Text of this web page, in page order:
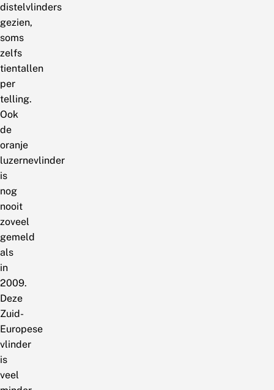
distelvlinders
gezien,
soms
zelfs
tientallen
per
telling.
Ook
de
oranje
luzernevlinder
is
nog
nooit
zoveel
gemeld
als
in
2009.
Deze
Zuid-
Europese
vlinder
is
veel